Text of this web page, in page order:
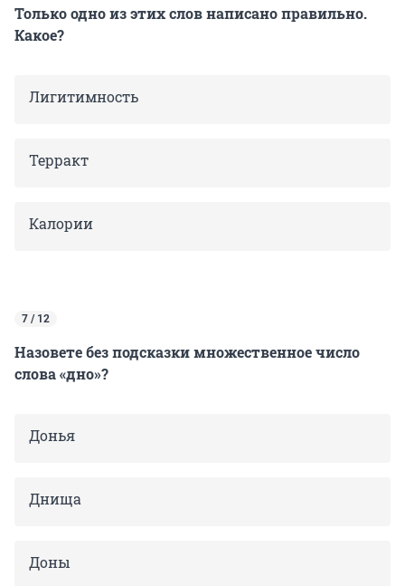
Только одно из этих слов написано правильно.
Какое?
Лигитимность
Терракт
Калории
7 / 12
Назовете без подсказки множественное число
слова «дно»?
Донья
Днища
Доны